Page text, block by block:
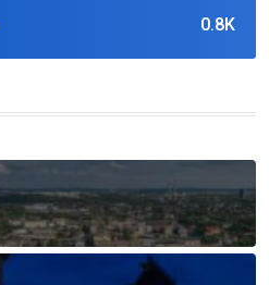
0.8K